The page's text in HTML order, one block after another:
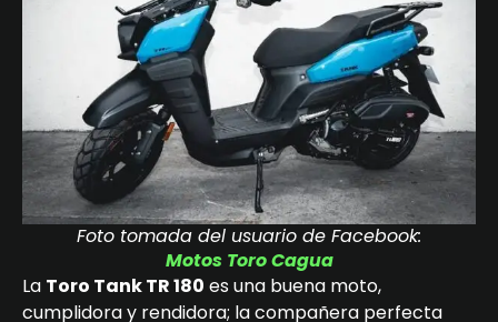
Foto tomada del usuario de Facebook:
Motos Toro Cagua
La Toro Tank TR 180 es una buena moto,
cumplidora y rendidora; la compañera perfecta